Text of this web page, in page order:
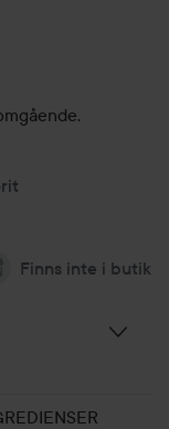
Finns inte i butik